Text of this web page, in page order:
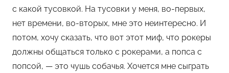
с какой тусовкой. На тусовки у меня, во-первых,
нет времени, во-вторых, мне это неинтересно. И
потом, хочу сказать, что вот этот миф, что рокеры
должны общаться только с рокерами, а попса с
попсой, — это чушь собачья. Хочется мне сыграть